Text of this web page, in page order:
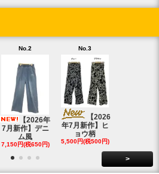
No.2
【2026年
7月新作】デニ
ム風
7,150円(税650円)
No.3
【2026
年7月新作】ヒ
ョウ柄
5,500円(税500円)
>